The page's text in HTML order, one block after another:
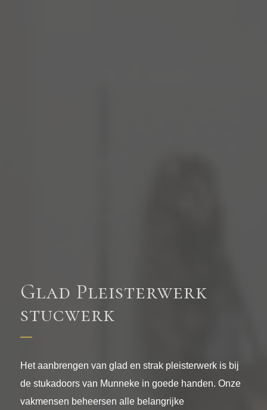
Glad Pleisterwerk
stucwerk
Het aanbrengen van glad en strak pleisterwerk is bij
de stukadoors van Munneke in goede handen. Onze
vakmensen beheersen alle belangrijke